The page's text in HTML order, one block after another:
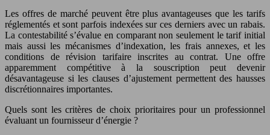
Les offres de marché peuvent être plus avantageuses que les tarifs
réglementés et sont parfois indexées sur ces derniers avec un rabais.
La contestabilité s’évalue en comparant non seulement le tarif initial
mais aussi les mécanismes d’indexation, les frais annexes, et les
conditions de révision tarifaire inscrites au contrat. Une offre
apparemment compétitive à la souscription peut devenir
désavantageuse si les clauses d’ajustement permettent des hausses
discrétionnaires importantes.
Quels sont les critères de choix prioritaires pour un professionnel
évaluant un fournisseur d’énergie ?